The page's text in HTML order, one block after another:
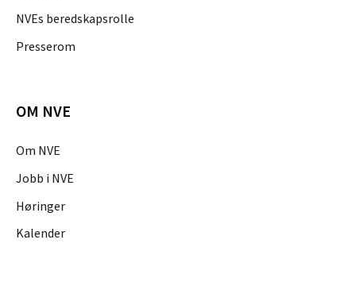
NVEs beredskapsrolle
Presserom
OM NVE
Om NVE
Jobb i NVE
Høringer
Kalender